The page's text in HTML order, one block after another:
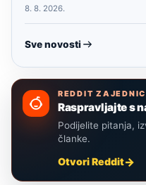
8. 8. 2026.
Sve novosti
REDDIT
Raspravljajte s
Podijelite pitanja,
članke.
Otvori Reddit